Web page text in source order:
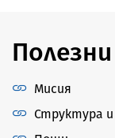
Мисия
Структура